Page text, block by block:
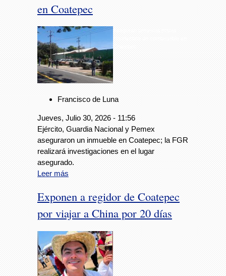
en Coatepec
Francisco de Luna
Jueves, Julio 30, 2026 - 11:56
Ejército, Guardia Nacional y Pemex
aseguraron un inmueble en Coatepec; la FGR
realizará investigaciones en el lugar
asegurado.
Leer más
Exponen a regidor de Coatepec
por viajar a China por 20 días